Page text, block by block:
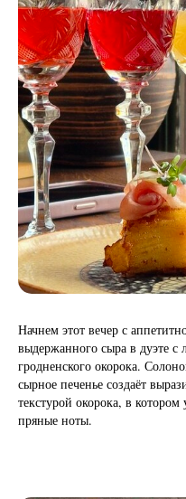
Начнем этот вечер с
выдержанного сыра в дуэте с
гродненского окорока.
сырное печенье создаёт
текстурой окорока, в
пряные ноты.